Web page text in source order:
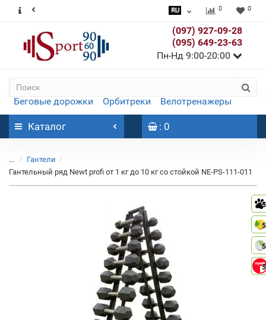
0 0
(097) 927-09-28
(095) 649-23-63
Пн-Нд 9:00-20:00
Беговые дорожки Орбитреки Велотренажеры
Каталог : 0
...
Гантели
Гантельный ряд Newt profi от 1 кг до 10 кг со стойкой NE-PS-111-011
5
5
5
5